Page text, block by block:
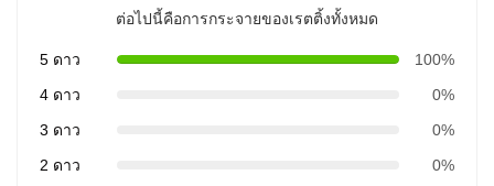
ต่อไปนี้คือการกระจายของเรตติ้งทั้งหมด
5 ดาว
100%
4 ดาว
0%
3 ดาว
0%
2 ดาว
0%